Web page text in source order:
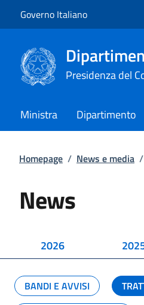
Governo Italiano
Presidenza del
Ministra Dipartimento
Homepage / News e media /
News
2026
BANDI E AVVISI